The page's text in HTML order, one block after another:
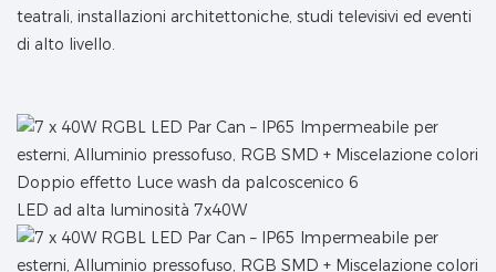
teatrali, installazioni architettoniche, studi televisivi ed eventi
di alto livello.
LED ad alta luminosità 7x40W